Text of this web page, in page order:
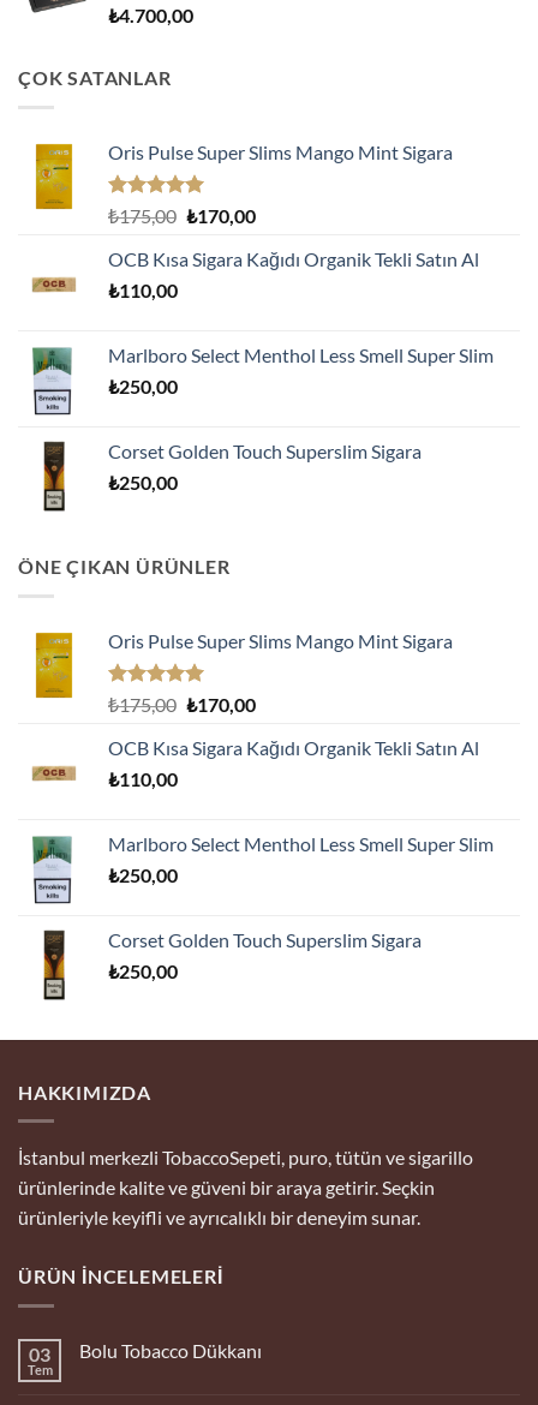
₺4.700,00
ÇOK SATANLAR
Oris Pulse Super Slims Mango Mint Sigara
5 üzerinden
oy
aldı
₺175,00 Orijinal
₺175,00.
₺170,00Şu
fiyat:
OCB Kısa Sigara Kağıdı Organik Tekli Satın Al
₺110,00
Marlboro Select Menthol Less Smell Super Slim
₺250,00
Corset Golden Touch Superslim Sigara
₺250,00
ÖNE ÇIKAN ÜRÜNLER
Oris Pulse Super Slims Mango Mint Sigara
5 üzerinden
oy
aldı
₺175,00 Orijinal
₺175,00.
₺170,00Şu
fiyat:
OCB Kısa Sigara Kağıdı Organik Tekli Satın Al
₺110,00
Marlboro Select Menthol Less Smell Super Slim
₺250,00
Corset Golden Touch Superslim Sigara
₺250,00
HAKKIMIZDA
İstanbul merkezli TobaccoSepeti, puro, tütün ve sigarillo
ürünlerinde kalite ve güveni bir araya getirir. Seçkin
ürünleriyle keyifli ve ayrıcalıklı bir deneyim sunar.
ÜRÜN İNCELEMELERI
03
Tem
Bolu Tobacco Dükkanı